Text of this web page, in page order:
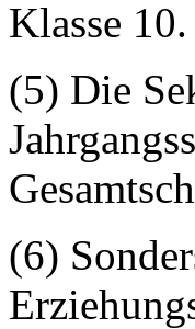
Klasse 10.
(5) Die
(6)